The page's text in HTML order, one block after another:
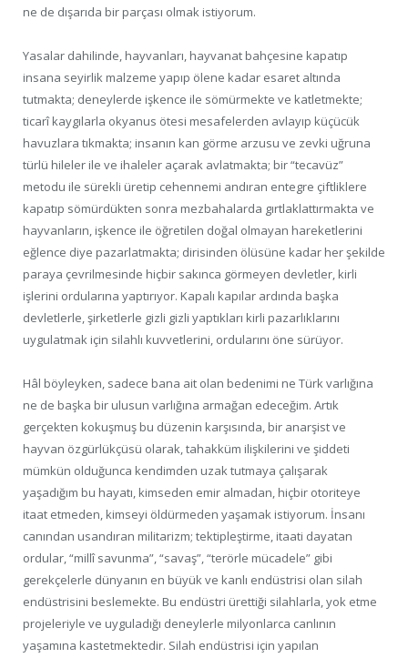
ne de dışarıda bir parçası olmak istiyorum.
Yasalar dahilinde, hayvanları, hayvanat bahçesine kapatıp
insana seyirlik malzeme yapıp ölene kadar esaret altında
tutmakta; deneylerde işkence ile sömürmekte ve katletmekte;
ticarî kaygılarla okyanus ötesi mesafelerden avlayıp küçücük
havuzlara tıkmakta; insanın kan görme arzusu ve zevki uğruna
türlü hileler ile ve ihaleler açarak avlatmakta; bir “tecavüz”
metodu ile sürekli üretip cehennemi andıran entegre çiftliklere
kapatıp sömürdükten sonra mezbahalarda gırtlaklattırmakta ve
hayvanların, işkence ile öğretilen doğal olmayan hareketlerini
eğlence diye pazarlatmakta; dirisinden ölüsüne kadar her şekilde
paraya çevrilmesinde hiçbir sakınca görmeyen devletler, kirli
işlerini ordularına yaptırıyor. Kapalı kapılar ardında başka
devletlerle, şirketlerle gizli gizli yaptıkları kirli pazarlıklarını
uygulatmak için silahlı kuvvetlerini, ordularını öne sürüyor.
Hâl böyleyken, sadece bana ait olan bedenimi ne Türk varlığına
ne de başka bir ulusun varlığına armağan edeceğim. Artık
gerçekten kokuşmuş bu düzenin karşısında, bir anarşist ve
hayvan özgürlükçüsü olarak, tahakküm ilişkilerini ve şiddeti
mümkün olduğunca kendimden uzak tutmaya çalışarak
yaşadığım bu hayatı, kimseden emir almadan, hiçbir otoriteye
itaat etmeden, kimseyi öldürmeden yaşamak istiyorum. İnsanı
canından usandıran militarizm; tektipleştirme, itaati dayatan
ordular, “millî savunma”, “savaş”, “terörle mücadele” gibi
gerekçelerle dünyanın en büyük ve kanlı endüstrisi olan silah
endüstrisini beslemekte. Bu endüstri ürettiği silahlarla, yok etme
projeleriyle ve uyguladığı deneylerle milyonlarca canlının
yaşamına kastetmektedir. Silah endüstrisi için yapılan